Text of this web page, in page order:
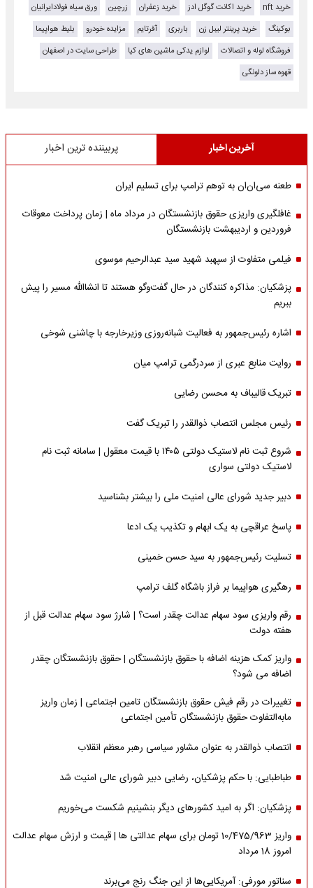
خرید nft
خرید اکانت گوگل ادز خرید زعفران زرچین
ورق سیاه فولادایرانیان
بوکینگ
خرید پرینتر لیبل زن باربری آفرتایم مزایده خودرو
بلیط هواپیما
فروشگاه لوله و اتصالات
لوازم یدکی ماشین های کیا
طراحی سایت در اصفهان
قهوه ساز دلونگی
آخرین اخبار پربیننده ترین اخبار
طعنه سی‌ان‌ان به توهم ترامپ برای تسلیم ایران
غافلگیری واریزی حقوق بازنشستگان در مرداد ماه | زمان پرداخت معوقات
فروردین و اردیبهشت بازنشستگان
فیلمی متفاوت از سپهبد شهید سید عبدالرحیم موسوی
پزشکیان: مذاکره کنندگان در حال گفت‌وگو هستند تا انشاالله مسیر را پیش
ببریم
اشاره‌ رئیس‌جمهور به فعالیت شبانه‌روزی وزیر‌خارجه با چاشنی شوخی
روایت منابع عبری از سردرگمی ترامپ میان
تبریک قالیباف به محسن رضایی
رئیس مجلس انتصاب ذوالقدر را تبریک گفت
شروع ثبت نام لاستیک دولتی ۱۴۰۵ با قیمت معقول | سامانه ثبت نام
لاستیک دولتی سواری
دبیر جدید شورای عالی امنیت ملی را بیشتر بشناسید
پاسخ عراقچی به یک ابهام و تکذیب یک ادعا
تسلیت رئیس‌جمهور به سید حسن خمینی
رهگیری هواپیما بر فراز باشگاه گلف ترامپ
رقم واریزی سود سهام عدالت چقدر است؟ | شارژ سود سهام عدالت قبل از
هفته دولت
واریز کمک هزینه اضافه با حقوق بازنشستگان | حقوق بازنشستگان چقدر
اضافه می شود؟
تغییرات در رقم فیش حقوق بازنشستگان تامین اجتماعی | زمان واریز
مابه‌التفاوت حقوق بازنشستگان تأمین اجتماعی
انتصاب ذوالقدر به عنوان مشاور سیاسی رهبر معظم انقلاب
طباطبایی: با حکم پزشکیان، رضایی دبیر شورای عالی امنیت شد
پزشکیان: اگر به امید کشورهای دیگر بنشینیم شکست می‌خوریم
واریز 10/475/963 تومان برای سهام عدالتی ها | قیمت و ارزش سهام عدالت
امروز 18 مرداد
سناتور مورفی: آمریکایی‌ها از این جنگ رنج می‌برند